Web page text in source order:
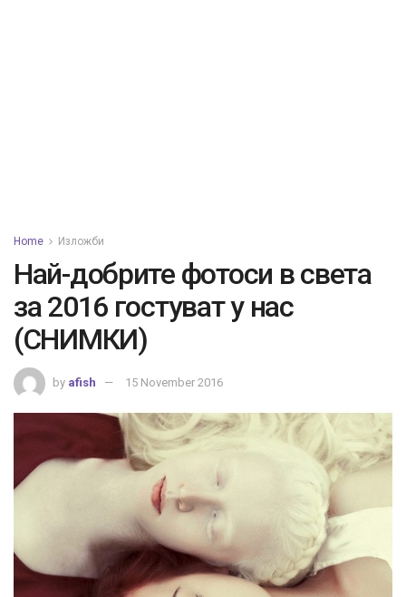
Home Изложби
Най-добрите фотоси в света
за 2016 гостуват у нас
(СНИМКИ)
by afish 15 November 2016